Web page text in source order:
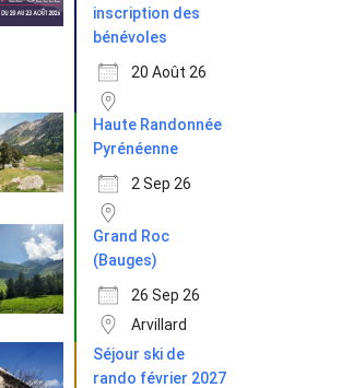
inscription des
bénévoles
20 Août 26
Haute Randonnée
Pyrénéenne
2 Sep 26
Grand Roc
(Bauges)
26 Sep 26
Arvillard
Séjour ski de
rando février 2027